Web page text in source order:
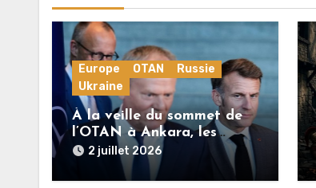
Europe OTAN
Russie
Ukraine
À la veille du sommet de
l’OTAN à Ankara, les
puissances européennes
poussent la guerre en
Ukraine vers un conflit
2 juillet 2026